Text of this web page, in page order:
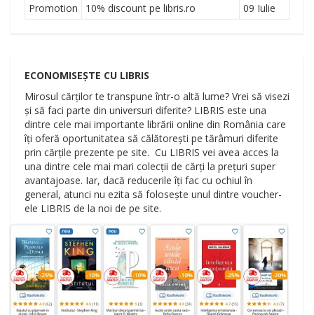
Promotion 10% discount pe libris.ro 09 Iulie
ECONOMISEȘTE CU LIBRIS
Mirosul cărților te transpune într-o altă lume? Vrei să visezi
și să faci parte din universuri diferite? LIBRIS este una
dintre cele mai importante librării online din România care
îți oferă oportunitatea să călătorești pe tărâmuri diferite
prin cărțile prezente pe site. Cu LIBRIS vei avea acces la
una dintre cele mai mari colecții de cărți la prețuri super
avantajoase. Iar, dacă reducerile îți fac cu ochiul în
general, atunci nu ezita să folosește unul dintre voucher-
ele LIBRIS de la noi de pe site.